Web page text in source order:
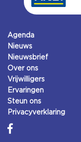
Agenda
Nieuws
Nieuwsbrief
Over ons
Vrijwilligers
Ervaringen
Steun ons
Privacyverklaring